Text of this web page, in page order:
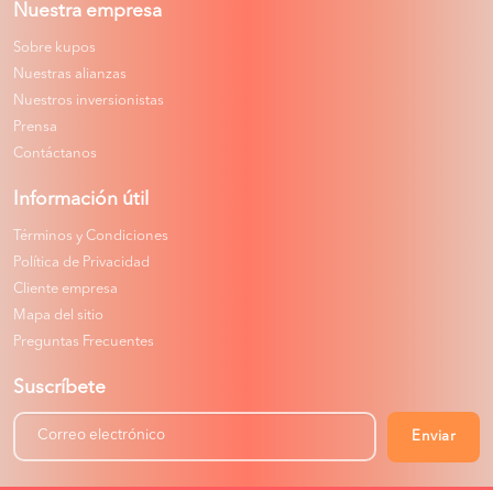
Nuestra empresa
Sobre kupos
Nuestras alianzas
Nuestros inversionistas
Prensa
Contáctanos
Información útil
Términos y Condiciones
Política de Privacidad
Cliente empresa
Mapa del sitio
Preguntas Frecuentes
Suscríbete
Enviar